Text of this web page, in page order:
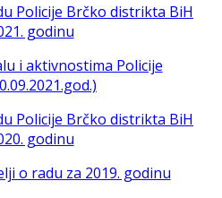
Policije Brčko distrikta BiH
godinu
i aktivnostima Policije
Policije Brčko distrikta BiH
godinu
o radu za 2019. godinu